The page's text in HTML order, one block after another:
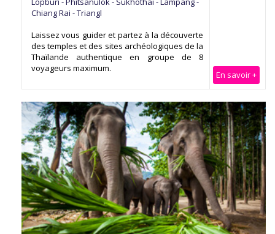
En savoir +
Chiang Rai - Triangl
Laissez vous guider et partez à la découverte
des temples et des sites archéologiques de la
Thaïlande authentique en groupe de 8
voyageurs maximum.